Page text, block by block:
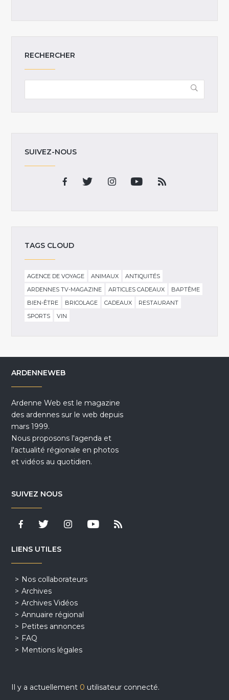
RECHERCHER
SUIVEZ-NOUS
TAGS CLOUD
AGENCE DE VOYAGE ANIMAUX
ANTIQUITÉS
ARDENNES TV-MAGAZINE
ARTICLES CADEAUX
BAPTÊME
BIEN-ÊTRE
BRICOLAGE CADEAUX
RESTAURANT
SPORTS
VIN
ARDENNEWEB
Ardenne Web est le magazine
des ardennes sur le web depuis
mars 1999.
Nous proposons l'agenda et
l'actualité régionale en photos
et vidéos au quotidien.
SUIVEZ NOUS
LIENS UTILES
Nos collaborateurs
Archives
Archives Vidéos
Annuaire régional
Petites annonces
FAQ
Mentions légales
Il y a actuellement 0 utilisateur connecté.